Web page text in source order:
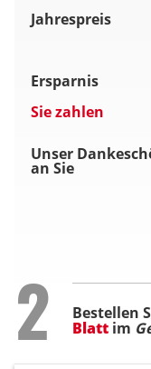
Jahrespreis
Ersparnis
Sie zahlen
Unser
an Sie
Step
2 Bestellen
Blatt im